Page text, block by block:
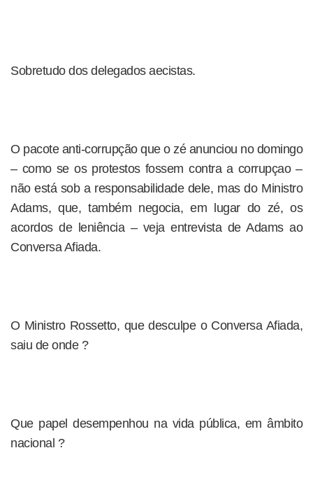
Sobretudo dos delegados aecistas.
O pacote anti-corrupção que o zé anunciou no domingo
– como se os protestos fossem contra a corrupçao –
não está sob a responsabilidade dele, mas do Ministro
Adams, que, também negocia, em lugar do zé, os
acordos de leniência – veja entrevista de Adams ao
Conversa Afiada.
O Ministro Rossetto, que desculpe o Conversa Afiada,
saiu de onde ?
Que papel desempenhou na vida pública, em âmbito
nacional ?